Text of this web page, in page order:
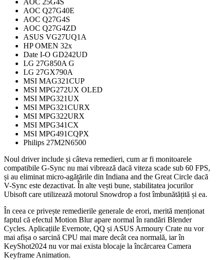
AOC 25G4S
AOC Q27G40E
AOC Q27G4S
AOC Q27G4ZD
ASUS VG27UQ1A
HP OMEN 32x
Date I-O GD242UD
LG 27G850A G
LG 27GX790A
MSI MAG321CUP
MSI MPG272UX OLED
MSI MPG321UX
MSI MPG321CURX
MSI MPG322URX
MSI MPG341CX
MSI MPG491CQPX
Philips 27M2N6500
Noul driver include și câteva remedieri, cum ar fi monitoarele
compatibile G-Sync nu mai vibrează dacă viteza scade sub 60 FPS,
și au eliminat micro-agățările din Indiana and the Great Circle dacă
V-Sync este dezactivat. În alte vești bune, stabilitatea jocurilor
Ubisoft care utilizează motorul Snowdrop a fost îmbunătățită și ea.
În ceea ce privește remedierile generale de erori, merită menționat
faptul că efectul Motion Blur apare normal în randări Blender
Cycles. Aplicațiile Evernote, QQ și ASUS Armoury Crate nu vor
mai afișa o sarcină CPU mai mare decât cea normală, iar în
KeyShot2024 nu vor mai exista blocaje la încărcarea Camera
Keyframe Animation.